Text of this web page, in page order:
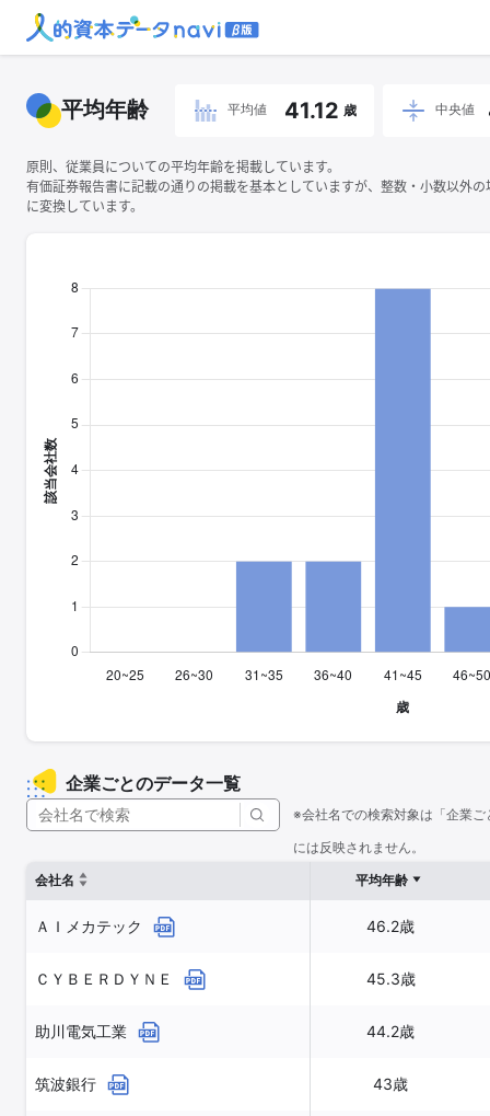
平均年齢 平均値 41.12 歳 中央値
原則、従業員についての平均年齢を掲載しています。
有価証券報告書に記載の通りの掲載を基本としていますが、整数・小数以外
に変換しています。
企業ごとのデータ一覧
※会社名での検索対象は「企業
には反映されません。
会社名
平均年齢
ＡＩメカテック 46.2歳
ＣＹＢＥＲＤＹＮＥ 45.3歳
助川電気工業 44.2歳
筑波銀行 43歳